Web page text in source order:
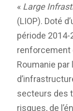
« Large
(LIOP). Doté
période 2014-
renforcement
Roumanie par
secteurs des
risques, de